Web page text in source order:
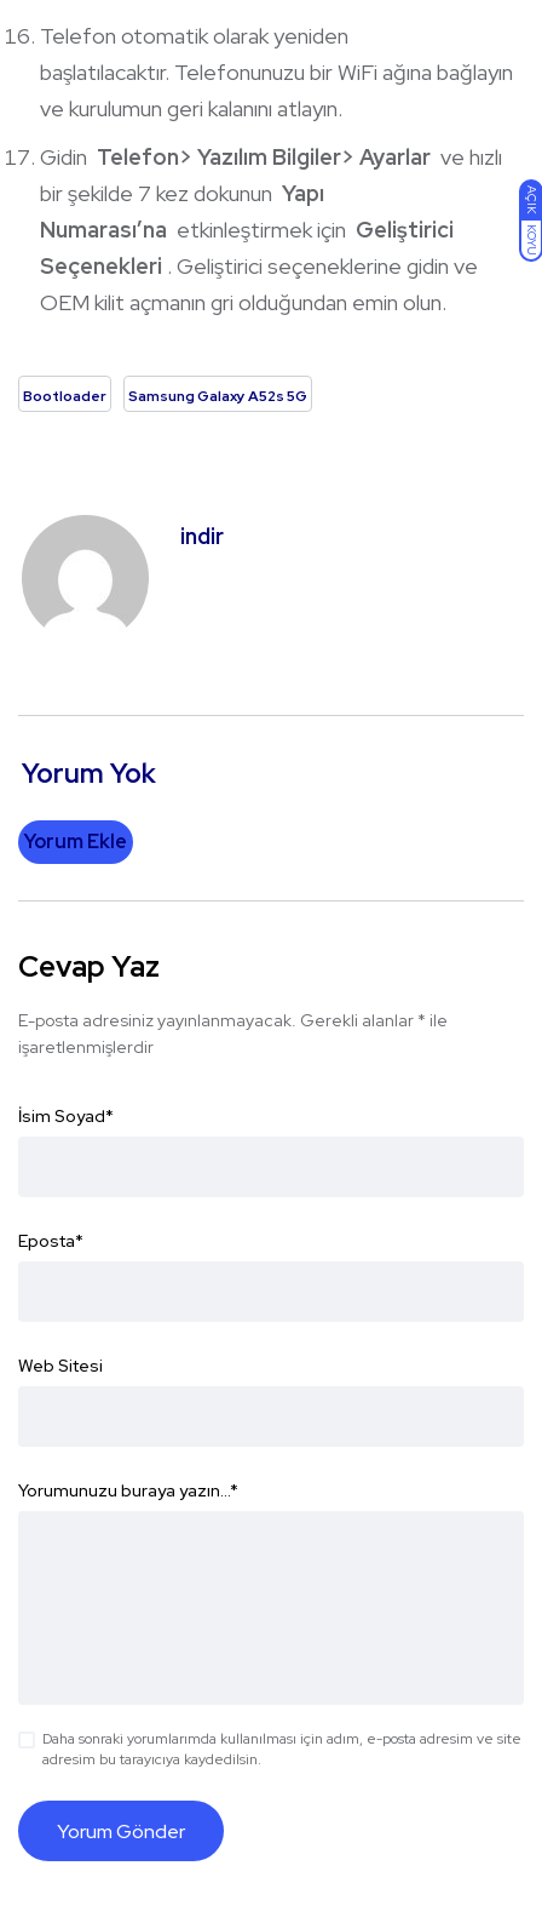
AÇIK
KOYU
Telefon otomatik olarak yeniden
başlatılacaktır. Telefonunuzu bir WiFi ağına bağlayın
ve kurulumun geri kalanını atlayın.
Gidin Telefon> Yazılım Bilgiler> Ayarlar ve hızlı
bir şekilde 7 kez dokunun Yapı
Numarası’na etkinleştirmek için Geliştirici
Seçenekleri . Geliştirici seçeneklerine gidin ve
OEM kilit açmanın gri olduğundan emin olun.
Bootloader Samsung Galaxy A52s 5G
indir
Yorum Yok
Yorum Ekle
Cevap Yaz
E-posta adresiniz yayınlanmayacak. Gerekli alanlar * ile
işaretlenmişlerdir
İsim Soyad*
Eposta*
Web Sitesi
Yorumunuzu buraya yazın...*
Daha sonraki yorumlarımda kullanılması için adım, e-posta adresim ve site
adresim bu tarayıcıya kaydedilsin.